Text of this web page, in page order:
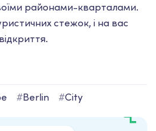
районами-кварталами.
стежок, і на вас
#Berlin #City